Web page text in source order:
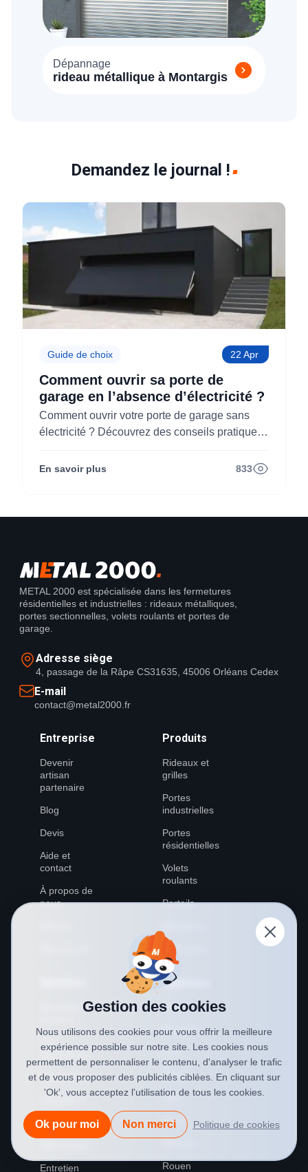
Dépannage
rideau métallique à Montargis
Demandez le journal !
Guide de choix 22 Apr
Comment ouvrir sa porte de
garage en l’absence d’électricité ?
Comment ouvrir votre porte de garage sans
électricité ? Découvrez des conseils pratiques
prévention des pannes dans notre guide
En savoir plus 833
METAL 2000 est spécialisée dans les fermetures
résidentielles et industrielles : rideaux métalliques,
portes sectionnelles, volets roulants et portes de
garage.
Adresse siège
4, passage de la Râpe CS31635, 45006 Orléans Cedex
E-mail
contact@metal2000.fr
Entreprise
Devenir
artisan
partenaire
Blog
Devis
Aide et
contact
À propos de
nous
Produits
Rideaux et
grilles
Portes
industrielles
Portes
résidentielles
Volets
roulants
Portails
Serrurerie
Simulateur
réalisations
Fabrication
Installation
Motorisation
Entretien
Agences
Paris
Marseille
Lyon
Nantes
Lille
Reims
Rouen
Gestion des cookies
Nous utilisons des cookies pour vous offrir la meilleure
expérience possible sur notre site. Les cookies nous
permettent de personnaliser le contenu, d'analyser le trafic
et de vous proposer des publicités ciblées. En cliquant sur
'Ok', vous acceptez l'utilisation de tous les cookies.
Ok pour moi Non merci Politique de cookies